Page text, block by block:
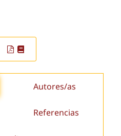
Autores/as
Referencias